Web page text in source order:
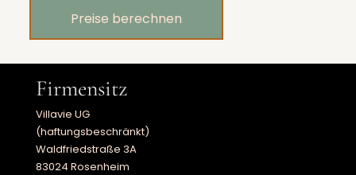
Firmensitz
Villavie UG
(haftungsbeschränkt)
Waldfriedstraße 3A
83024 Rosenheim